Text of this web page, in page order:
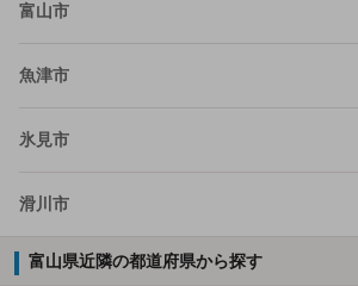
富山市
魚津市
氷見市
滑川市
富山県近隣の都道府県から探す